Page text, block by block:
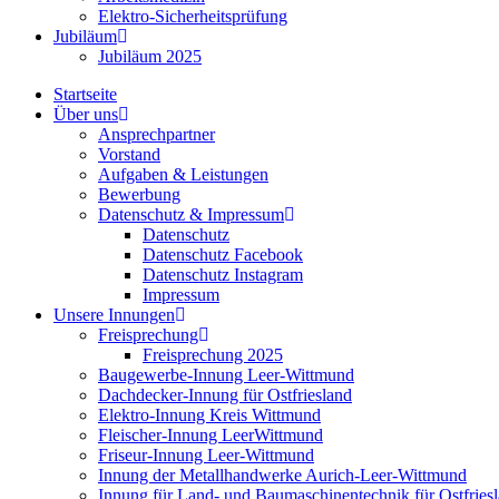
Elektro-Sicherheitsprüfung
Jubiläum
Jubiläum 2025
Startseite
Über uns
Ansprechpartner
Vorstand
Aufgaben & Leistungen
Bewerbung
Datenschutz & Impressum
Datenschutz
Datenschutz Facebook
Datenschutz Instagram
Impressum
Unsere Innungen
Freisprechung
Freisprechung 2025
Baugewerbe-Innung Leer-Wittmund
Dachdecker-Innung für Ostfriesland
Elektro-Innung Kreis Wittmund
Fleischer-Innung LeerWittmund
Friseur-Innung Leer-Wittmund
Innung der Metallhandwerke Aurich-Leer-Wittmund
Innung für Land- und Baumaschinentechnik für